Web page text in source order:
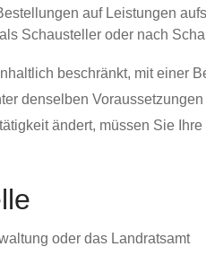
auf Leistungen
Schausteller oder nach
beschränkt, mit einer
denselben
ändert, müssen Sie
oder das Landratsamt